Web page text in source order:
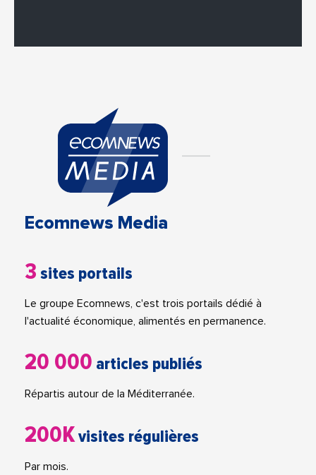
Ecomnews Media
3 sites portails
Le groupe Ecomnews, c'est trois portails dédié à
l'actualité économique, alimentés en permanence.
20 000 articles publiés
Répartis autour de la Méditerranée.
200Kvisites régulières
Par mois.